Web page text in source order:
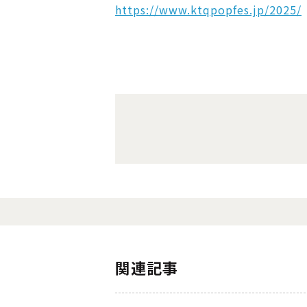
https://www.ktqpopfes.jp/2025/
関連記事